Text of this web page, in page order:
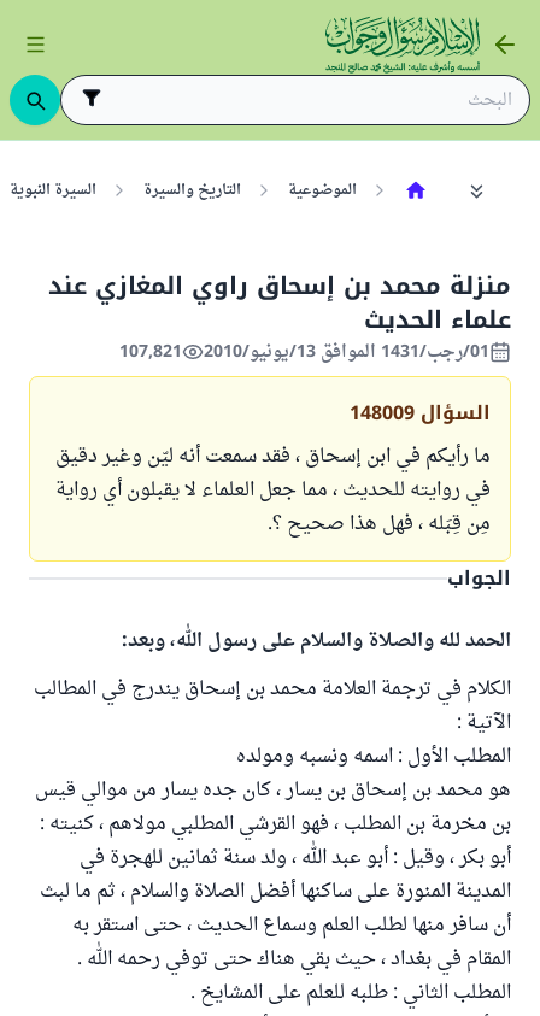
الموضوعية التاريخ والسيرة السيرة النبوية
منزلة محمد بن إسحاق راوي المغازي عند
علماء الحديث
01/رجب/1431 الموافق 13/يونيو/2010 107,821
السؤال 148009
ما رأيكم في ابن إسحاق ، فقد سمعت أنه ليّن وغير دقيق
في روايته للحديث ، مما جعل العلماء لا يقبلون أي رواية
مِن قِبَله ، فهل هذا صحيح ؟.
الجواب
الحمد لله والصلاة والسلام على رسول الله، وبعد:
الكلام في ترجمة العلامة محمد بن إسحاق يندرج في المطالب
الآتية :
المطلب الأول : اسمه ونسبه ومولده
هو محمد بن إسحاق بن يسار ، كان جده يسار من موالي قيس
بن مخرمة بن المطلب ، فهو القرشي المطلبي مولاهم ، كنيته :
أبو بكر ، وقيل : أبو عبد الله ، ولد سنة ثمانين للهجرة في
المدينة المنورة على ساكنها أفضل الصلاة والسلام ، ثم ما لبث
أن سافر منها لطلب العلم وسماع الحديث ، حتى استقر به
المقام في بغداد ، حيث بقي هناك حتى توفي رحمه الله .
المطلب الثاني : طلبه للعلم على المشايخ .